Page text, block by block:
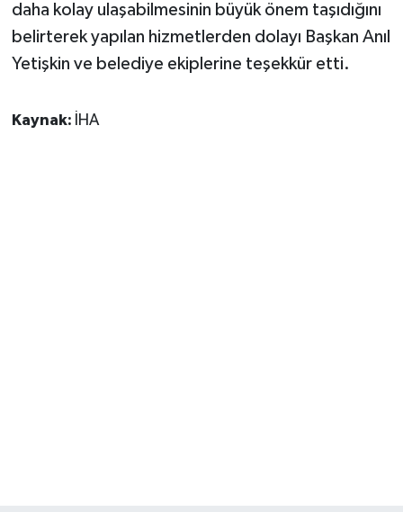
daha kolay ulaşabilmesinin büyük önem taşıdığını
belirterek yapılan hizmetlerden dolayı Başkan Anıl
Yetişkin ve belediye ekiplerine teşekkür etti.
Kaynak: İHA